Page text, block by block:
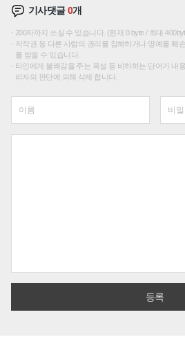
기사댓글0개
200자까지 쓰실 수 있습니다. (현재 0 byte / 최대
저작권 등 다른 사람의 권리를 침해하거나 명예를 훼
를 받을 수 있습니다.
타인에게 불쾌감을 주는 욕설 등 비하하는 단어가 내
리자의 판단에 의해 삭제 합니다.